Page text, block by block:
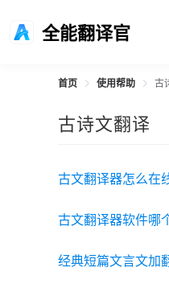
全能翻译官
首页 使用帮助 古
古诗文翻译
古文翻译器怎么在
古文翻译器软件哪
经典短篇文言文加